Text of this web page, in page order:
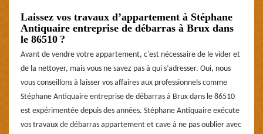
Laissez vos travaux d’appartement à Stéphane
Antiquaire entreprise de débarras à Brux dans
le 86510 ?
Avant de vendre votre appartement, c'est nécessaire de le vider et
de la nettoyer, mais vous ne savez pas à qui s’adresser. Oui, nous
vous conseillons à laisser vos affaires aux professionnels comme
Stéphane Antiquaire entreprise de débarras à Brux dans le 86510
est expérimentée depuis des années. Stéphane Antiquaire exécute
vos travaux de débarras appartement et cave à ne pas oublier avec